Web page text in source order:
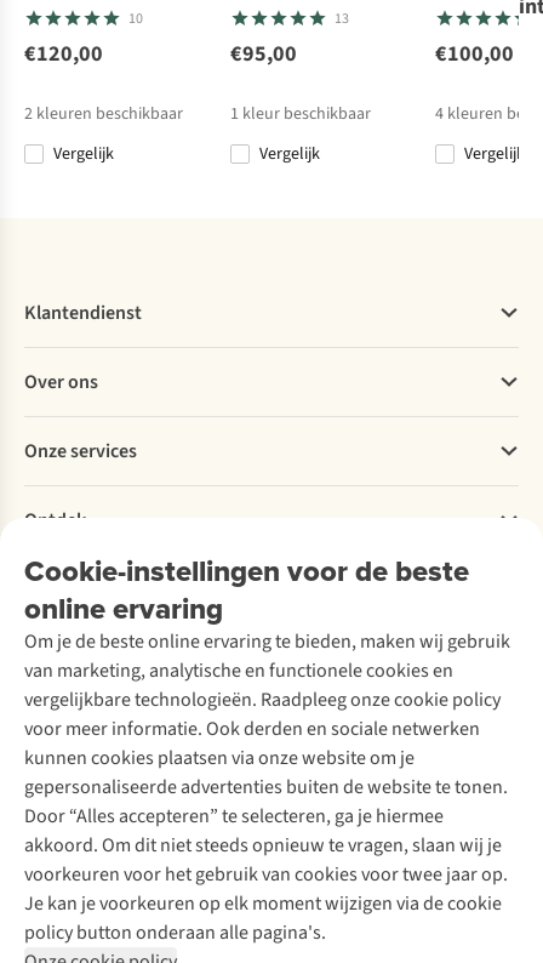
Hemd Desert
Pucker S/S
Hemd Camino
Pucker S/S
Hemd Camino
Pucker S/S
Hemd High
Coast Lite Shirt
Ss W
10
€120,00
2 kleuren beschikbaar
Vergelijk
13
€95,00
1 kleur beschikbaar
Vergelijk
€100,00
4 kleuren
Vergelijk
Cookie-instellingen voor de beste
online ervaring
Om je de beste online ervaring te bieden, maken wij gebruik
van marketing, analytische en functionele cookies en
vergelijkbare technologieën. Raadpleeg onze cookie policy
voor meer informatie. Ook derden en sociale netwerken
kunnen cookies plaatsen via onze website om je
gepersonaliseerde advertenties buiten de website te tonen.
Door “Alles accepteren” te selecteren, ga je hiermee
akkoord. Om dit niet steeds opnieuw te vragen, slaan wij je
voorkeuren voor het gebruik van cookies voor twee jaar op.
Je kan je voorkeuren op elk moment wijzigen via de cookie
policy button onderaan alle pagina's.
Klantendienst
Bestellen
Betalen
Levering
Retourneren
Bestelling herroepen
Garantie
Contact
Over ons
Explore More
Verantwoord ondernemen
Over Ayacucho
Onze winkels
Over A.S.Adventure
Toegankelijkheidsverklaring
Onze services
Ski-onderhoud
Wasservice
Schoenonderhoud
Schoenherstelling
Kledingherstelling
Retouches
Voor bedrijven
Ontdek
A.S.Magazine
Podcast
Explore Academy
Explore Camp
Gear Check
Inspiratie & advies
Meld je aan voor de nieuwsbrief
Follow us
Disclaimer Privacy Policy
Algemene voorwaarden
Cookie Policy